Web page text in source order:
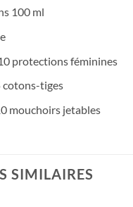
100 ml
protections féminines
cotons-tiges
mouchoirs jetables
SIMILAIRES